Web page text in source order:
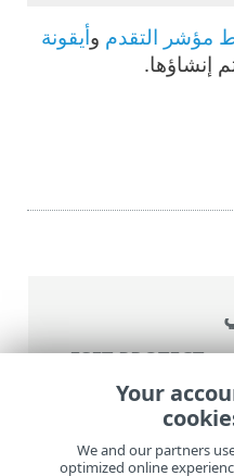
>
ESET PROTECT
>
القائمة الرئيسية
مهام العميل
مؤشر التقدم وأيقونة
إنشاؤها.
Your
We and our partners
optimized online